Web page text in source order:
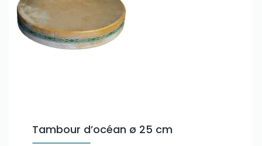
Tambour d’océan ø 25 cm